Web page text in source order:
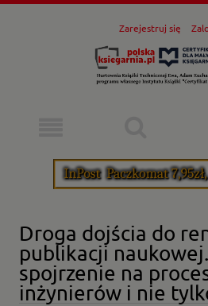
Zarejestruj się
Droga dojścia do
publikacji
spojrzenie na
inżynierów i nie